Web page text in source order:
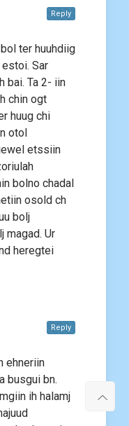
ter huuhdiig
estoi. Sar
bai. Ta 2- iin
chin ogt
huug chi
otol
etssiin
bolno chadal
osold ch
bolj
magad. Ur
heregtei
Reply
ehneriin
busgui bn.
ih halamj
Reply